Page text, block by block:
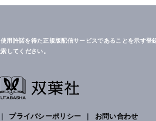
用許諾を得た正規版配信サービスであることを示す登
してください。
プライバシーポリシー お問い合わせ